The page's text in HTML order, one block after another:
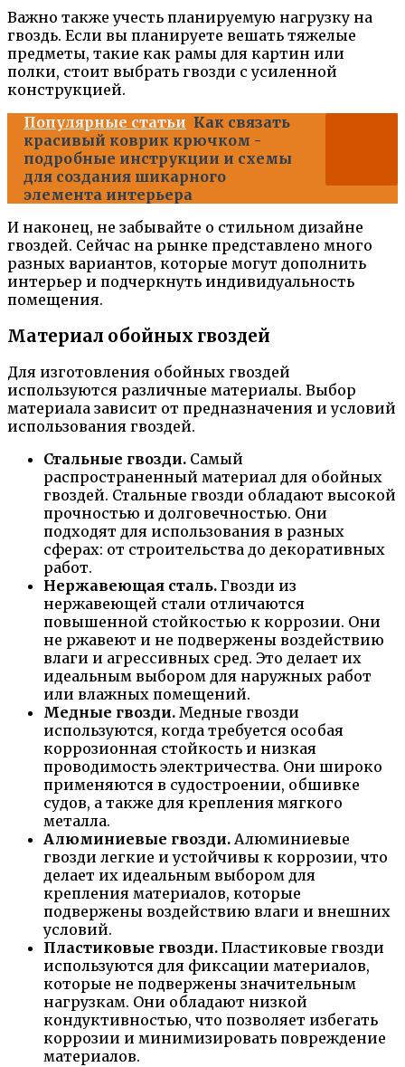
Важно также учесть планируемую нагрузку на
гвоздь. Если вы планируете вешать тяжелые
предметы, такие как рамы для картин или
полки, стоит выбрать гвозди с усиленной
конструкцией.
Популярные статьи Как связать
красивый коврик крючком -
подробные инструкции и схемы
для создания шикарного
элемента интерьера
И наконец, не забывайте о стильном дизайне
гвоздей. Сейчас на рынке представлено много
разных вариантов, которые могут дополнить
интерьер и подчеркнуть индивидуальность
помещения.
Материал обойных гвоздей
Для изготовления обойных гвоздей
используются различные материалы. Выбор
материала зависит от предназначения и условий
использования гвоздей.
Стальные гвозди. Самый
распространенный материал для обойных
гвоздей. Стальные гвозди обладают высокой
прочностью и долговечностью. Они
подходят для использования в разных
сферах: от строительства до декоративных
работ.
Нержавеющая сталь. Гвозди из
нержавеющей стали отличаются
повышенной стойкостью к коррозии. Они
не ржавеют и не подвержены воздействию
влаги и агрессивных сред. Это делает их
идеальным выбором для наружных работ
или влажных помещений.
Медные гвозди. Медные гвозди
используются, когда требуется особая
коррозионная стойкость и низкая
проводимость электричества. Они широко
применяются в судостроении, обшивке
судов, а также для крепления мягкого
металла.
Алюминиевые гвозди. Алюминиевые
гвозди легкие и устойчивы к коррозии, что
делает их идеальным выбором для
крепления материалов, которые
подвержены воздействию влаги и внешних
условий.
Пластиковые гвозди. Пластиковые гвозди
используются для фиксации материалов,
которые не подвержены значительным
нагрузкам. Они обладают низкой
кондуктивностью, что позволяет избегать
коррозии и минимизировать повреждение
материалов.